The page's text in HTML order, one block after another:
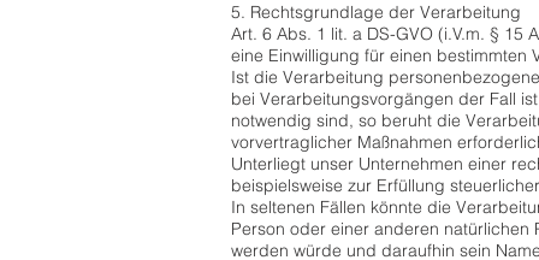
5. Rechtsgrundlage der Verarbeitung
Art. 6 Abs. 1 lit. a DS-GVO (i.V.m. §
eine Einwilligung für einen bestimmten
Ist die Verarbeitung
bei Verarbeitungsvorgängen der Fall
notwendig sind, so beruht die
vorvertraglicher Maßnahmen
Unterliegt unser Unternehmen einer
beispielsweise zur Erfüllung
In seltenen Fällen könnte die
Person oder einer anderen natürlichen
werden würde und daraufhin sein